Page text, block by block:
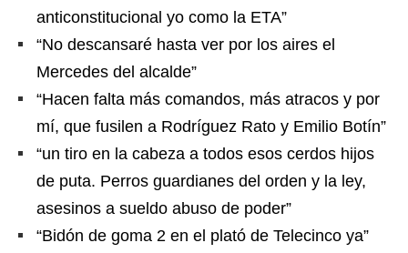
anticonstitucional yo como la ETA”
“No descansaré hasta ver por los aires el
Mercedes del alcalde”
“Hacen falta más comandos, más atracos y por
mí, que fusilen a Rodríguez Rato y Emilio Botín”
“un tiro en la cabeza a todos esos cerdos hijos
de puta. Perros guardianes del orden y la ley,
asesinos a sueldo abuso de poder”
“Bidón de goma 2 en el plató de Telecinco ya”